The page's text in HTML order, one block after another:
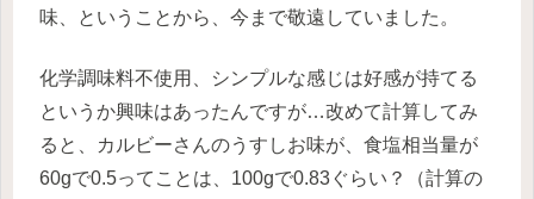
味、ということから、今まで敬遠していました。
化学調味料不使用、シンプルな感じは好感が持てる
というか興味はあったんですが…改めて計算してみ
ると、カルビーさんのうすしお味が、食塩相当量が
60gで0.5ってことは、100gで0.83ぐらい？（計算の